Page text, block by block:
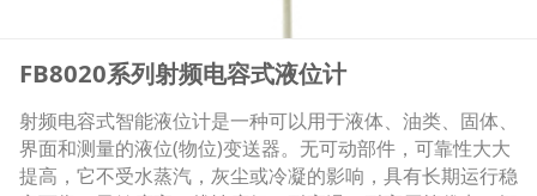
FB8020系列射频电容式液位计
射频电容式智能液位计是一种可以用于液体、油类、固体、
界面和测量的液位(物位)变送器。无可动部件，可靠性大大
提高，它不受水蒸汽，灰尘或冷凝的影响，具有长期运行稳